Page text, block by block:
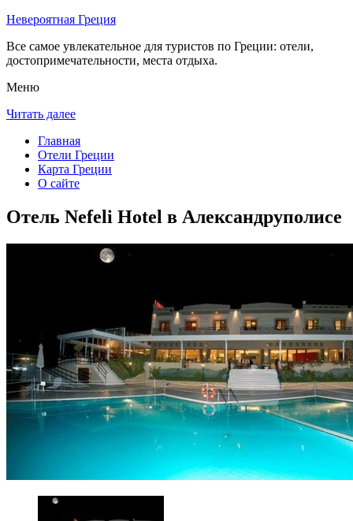
Невероятная Греция
Все самое увлекательное для туристов по Греции: отели,
достопримечательности, места отдыха.
Меню
Читать далее
Главная
Отели Греции
Карта Греции
О сайте
Отель Nefeli Hotel в Александруполисе